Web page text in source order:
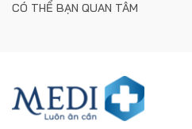
CÓ THỂ BẠN QUAN TÂM